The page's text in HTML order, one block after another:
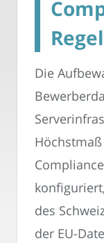
Die
des
der EU-